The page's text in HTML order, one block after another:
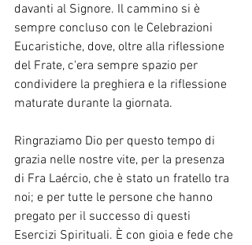
davanti al Signore. Il cammino si è
sempre concluso con le Celebrazioni
Eucaristiche, dove, oltre alla riflessione
del Frate, c'era sempre spazio per
condividere la preghiera e la riflessione
maturate durante la giornata.
Ringraziamo Dio per questo tempo di
grazia nelle nostre vite, per la presenza
di Fra Laércio, che è stato un fratello tra
noi; e per tutte le persone che hanno
pregato per il successo di questi
Esercizi Spirituali. È con gioia e fede che